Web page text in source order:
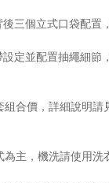
三個立式口袋配置
定並配置抽繩細節
合價，詳細說明請
主，機洗請使用洗